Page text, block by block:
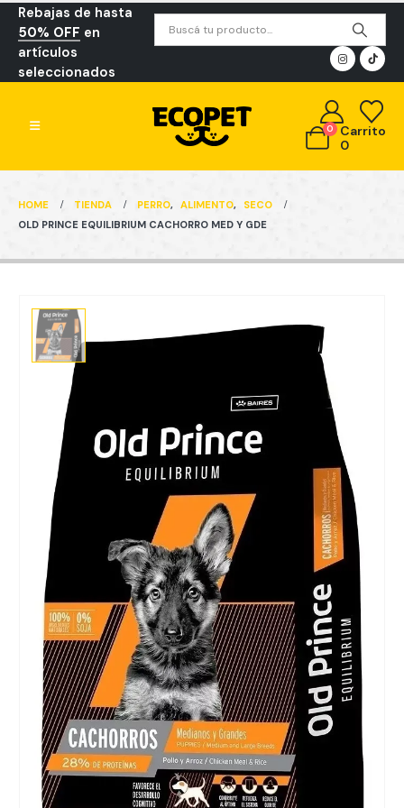
Rebajas de hasta
50% OFF en
artículos
seleccionados
0
Carrito
0
HOME TIENDA PERRO, ALIMENTO,
SECO
OLD PRINCE EQUILIBRIUM CACHORRO MED Y GDE